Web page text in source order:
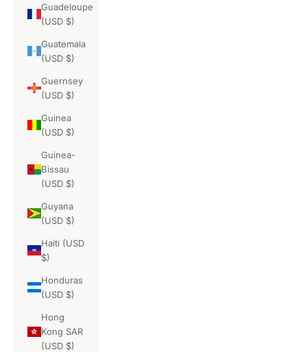
Guadeloupe
(USD $)
Guatemala
(USD $)
Guernsey
(USD $)
Guinea
(USD $)
Guinea-
Bissau
(USD $)
Guyana
(USD $)
Haiti (USD
$)
Honduras
(USD $)
Hong
Kong SAR
(USD $)